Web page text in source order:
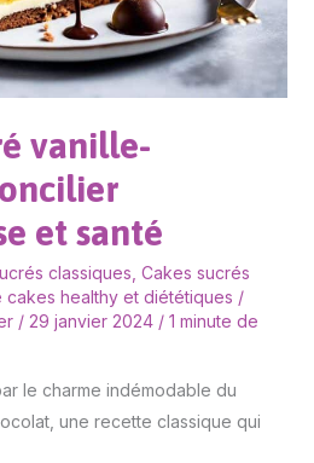
vanille-
et santé
classiques Cakes sucrés
cakes healthy et diététiques /
/ 29 janvier 2024 / 1 minute de
le charme indémodable du
une recette classique qui